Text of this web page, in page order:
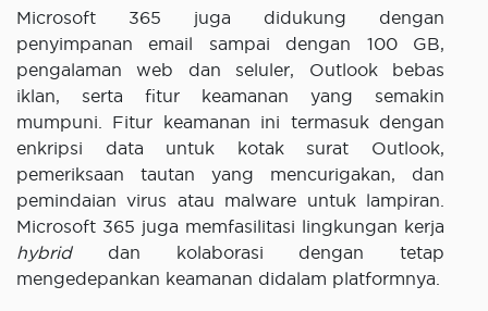
Microsoft 365 juga didukung dengan
penyimpanan email sampai dengan 100 GB,
pengalaman web dan seluler, Outlook bebas
iklan, serta fitur keamanan yang semakin
mumpuni. Fitur keamanan ini termasuk dengan
enkripsi data untuk kotak surat Outlook,
pemeriksaan tautan yang mencurigakan, dan
pemindaian virus atau malware untuk lampiran.
Microsoft 365 juga memfasilitasi lingkungan kerja
hybriddan kolaborasi dengan tetap
mengedepankan keamanan didalam platformnya.